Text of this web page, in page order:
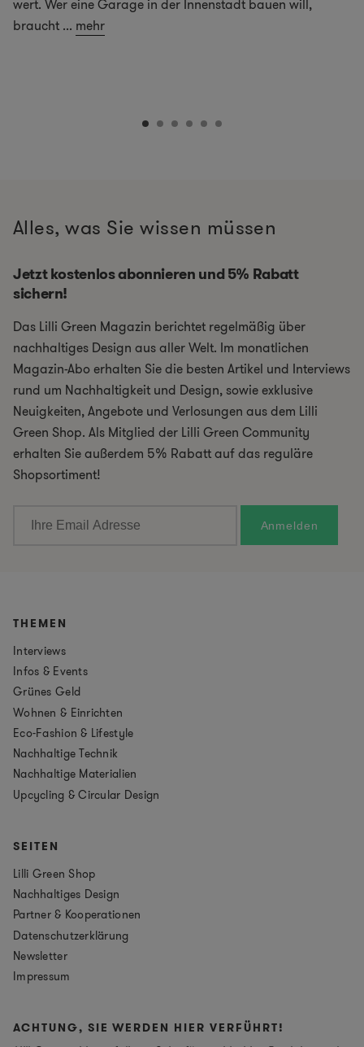
wert. Wer eine Garage in der Innenstadt bauen will,
braucht ... mehr
Alles, was Sie wissen müssen
Jetzt kostenlos abonnieren und 5% Rabatt
sichern!
Das Lilli Green Magazin berichtet regelmäßig über
nachhaltiges Design aus aller Welt. Im monatlichen
Magazin-Abo erhalten Sie die besten Artikel und Interviews
rund um Nachhaltigkeit und Design, sowie exklusive
Neuigkeiten, Angebote und Verlosungen aus dem Lilli
Green Shop. Als Mitglied der Lilli Green Community
erhalten Sie außerdem 5% Rabatt auf das reguläre
Shopsortiment!
THEMEN
Interviews
Infos & Events
Grünes Geld
Wohnen & Einrichten
Eco-Fashion & Lifestyle
Nachhaltige Technik
Nachhaltige Materialien
Upcycling & Circular Design
SEITEN
Lilli Green Shop
Nachhaltiges Design
Partner & Kooperationen
Datenschutzerklärung
Newsletter
Impressum
ACHTUNG, SIE WERDEN HIER VERFÜHRT!